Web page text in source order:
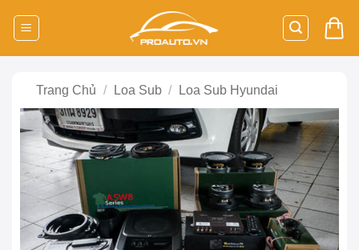
Trang Chủ / Loa Sub / Loa Sub Hyundai